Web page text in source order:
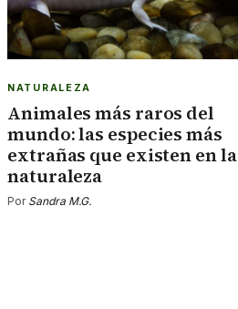
NATURALEZA
Animales más raros del
mundo: las especies más
extrañas que existen en la
naturaleza
Por Sandra M.G.